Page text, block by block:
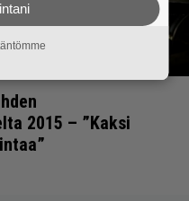
2015 – ”Kaksi